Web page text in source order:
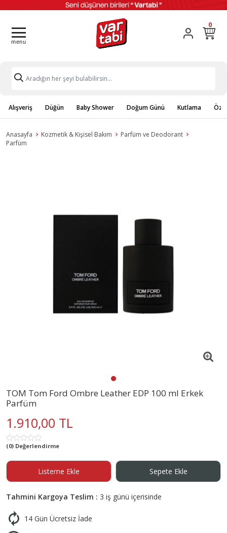
0
Alışveriş Düğün Baby Shower Doğum Günü Kutlama
Anasayfa Kozmetik & Kişisel Bakım
Parfüm ve Deodorant
Parfüm
TOM Tom Ford Ombre Leather EDP 100 ml Erkek
Parfüm
1.910,00 TL
(0) Değerlendirme
Listeme Ekle Sepete Ekle
Tahmini Kargoya Teslim : 3 iş günü içerisinde
14 Gün Ücretsiz İade